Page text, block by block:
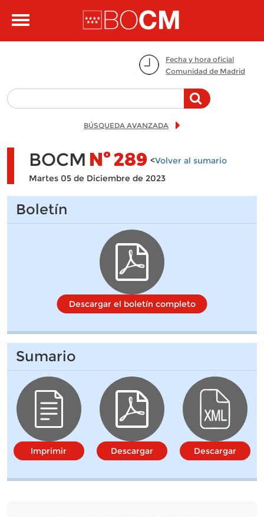
Toggle
Fecha y hora oficial
Comunidad de Madrid
BÚSQUEDA AVANZADA
BOCM Nº289 <Volver al sumario
Martes 05 de Diciembre de 2023
Boletín
Descargar el boletín completo
Sumario
Imprimir Descargar Descargar